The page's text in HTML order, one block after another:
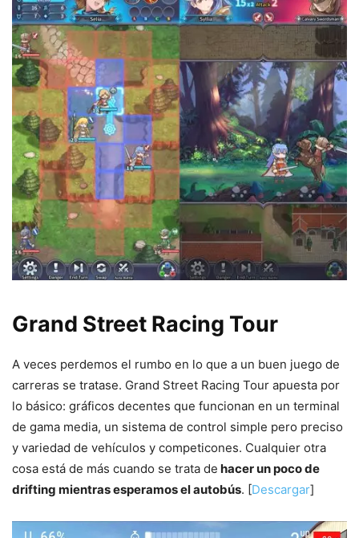
Grand Street Racing Tour
A veces perdemos el rumbo en lo que a un buen juego de
carreras se tratase. Grand Street Racing Tour apuesta por
lo básico: gráficos decentes que funcionan en un terminal
de gama media, un sistema de control simple pero preciso
y variedad de vehículos y competicones. Cualquier otra
cosa está de más cuando se trata de hacer un poco de
drifting mientras esperamos el autobús. [Descargar]